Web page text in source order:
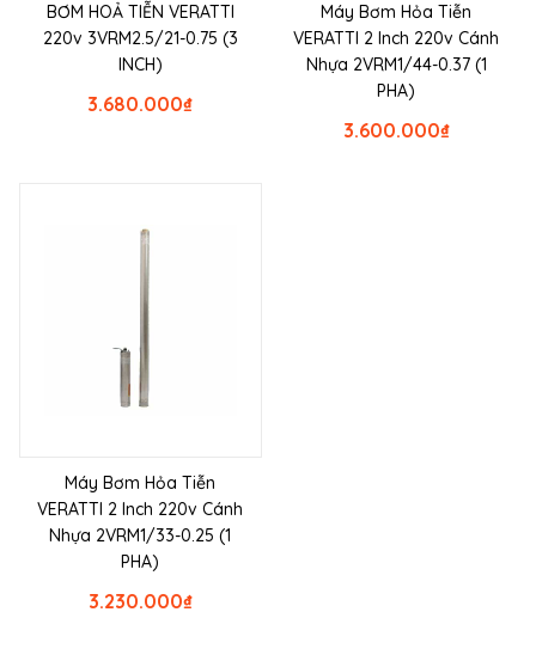
BƠM HOẢ TIỄN VERATTI
220v 3VRM2.5/21-0.75 (3
INCH)
₫
3.680.000
Máy Bơm Hỏa Tiễn
VERATTI 2 Inch 220v Cánh
Nhựa 2VRM1/44-0.37 (1
PHA)
₫
3.600.000
Máy Bơm Hỏa Tiễn
VERATTI 2 Inch 220v Cánh
Nhựa 2VRM1/33-0.25 (1
PHA)
₫
3.230.000